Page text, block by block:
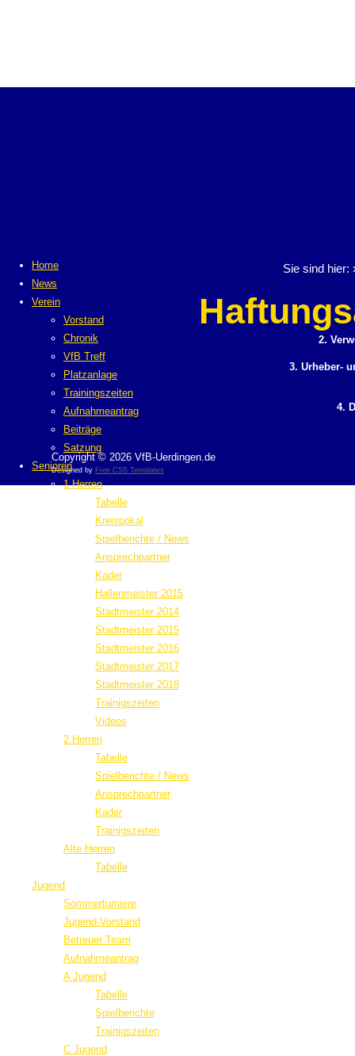
Home
News
Verein
Vorstand
Chronik
VfB Treff
Platzanlage
Trainingszeiten
Aufnahmeantrag
Beiträge
Satzung
Senioren
1 Herren
Tabelle
Kreispokal
Spielberichte / News
Ansprechpartner
Kader
Hallenmeister 2015
Stadtmeister 2014
Stadtmeister 2015
Stadtmeister 2016
Stadtmeister 2017
Stadtmeister 2018
Trainigszeiten
Videos
2 Herren
Tabelle
Spielberichte / News
Ansprechpartner
Kader
Trainigszeiten
Alte Herren
Tabelle
Jugend
Sommerturniere
Jugend-Vorstand
Betreuer Team
Aufnahmeantrag
A Jugend
Tabelle
Spielberichte
Trainigszeiten
C Jugend
Sie sind hier:
2.
3. Urheber-
4.
Copyright © 2026 VfB-Uerdingen.de
Designed by Free CSS Templates